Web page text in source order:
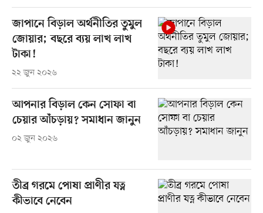
জাপানে বিড়াল অর্থনীতির তুমুল
জোয়ার; বছরে ব্যয় লাখ লাখ
টাকা!
২২ জুন ২০২৬
আপনার বিড়াল কেন সোফা বা
চেয়ার আঁচড়ায়? সমাধান জানুন
০২ জুন ২০২৬
তীব্র গরমে পোষা প্রাণীর যত্ন
কীভাবে নেবেন